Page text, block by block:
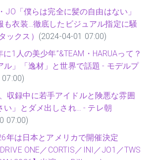
JO「僕らは完全に髪の自由はない」
も衣装…徹底したビジュアル指定に騒
ックス） (2024-04-01 07:00)
1人の美少年”&TEAM・HARUAって？
ル」「逸材」と世界で話題 - モデルプ
収録中に若手アイドルと険悪な雰囲
い」とダメ出しされ… - テレ朝
07:00)
年は日本とアメリカで開催決定
ONE／CORTIS／INI／JO1／TWS